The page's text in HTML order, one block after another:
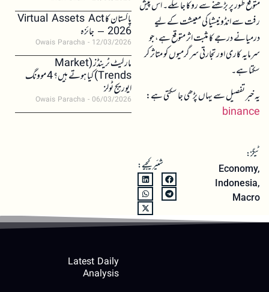
متوقع طور پر بڑھنے سے روکا جا سکے۔ اس پیش
رفت سے انڈونیشیا کی معیشت کے لیے
درمیانے درجے کا مثبت اثر متوقع ہے، جو
سرمایہ کاری اور تجارتی سرگرمیوں کو متاثر کر
سکتا ہے۔
یہ خبر تفصیل سے یہاں پڑھی جا سکتی ہے:
binance
ٹیگز:
Economy,
Indonesia,
Macro
شئیر کیجیے:
پاکستان کا Virtual Assets Act
2026 – جائزہ
Owais Paracha 12/03/2026
مارکیٹ ٹرینڈز (Market
Trends) کیا ہوتے ہیں؟ 4 موونگ
ایوریج ٹولز
Owais Paracha 06/03/2026
Latest Daily
Analysis